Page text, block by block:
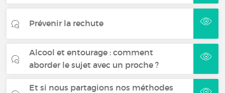
Prévenir la rechute
Alcool et entourage : comment
aborder le sujet avec un proche ?
Et si nous partagions nos méthodes